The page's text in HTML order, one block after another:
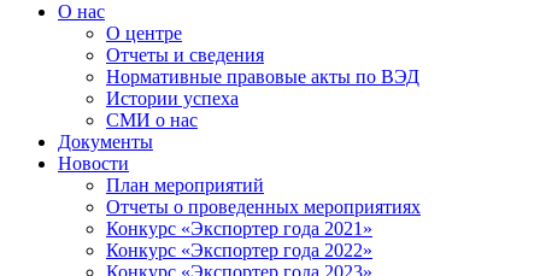
О нас
О центре
Отчеты и сведения
Нормативные правовые акты по ВЭД
Истории успеха
СМИ о нас
Документы
Новости
План мероприятий
Отчеты о проведенных мероприятиях
Конкурс «Экспортер года 2021»
Конкурс «Экспортер года 2022»
Конкурс «Экспортер года 2023»